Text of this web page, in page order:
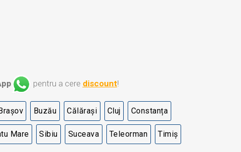
pentru a cere discount!
Brașov Buzău Călărași Cluj Constanța
Mare Sibiu Suceava Teleorman Timiș